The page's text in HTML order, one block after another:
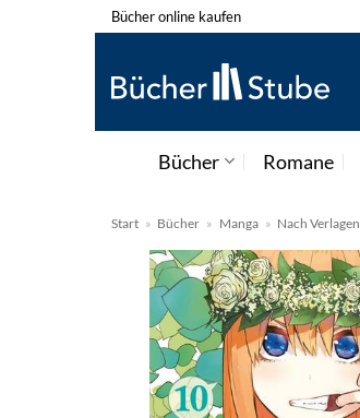
Zum
springen
Bücher online kaufen
Bücher Romane
Start » Bücher » Manga » Nach Verlagen